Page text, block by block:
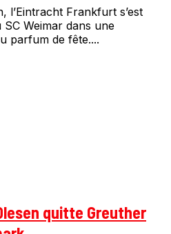
l’Eintracht Frankfurt s’est
Weimar dans une
parfum de fête....
quitte Greuther